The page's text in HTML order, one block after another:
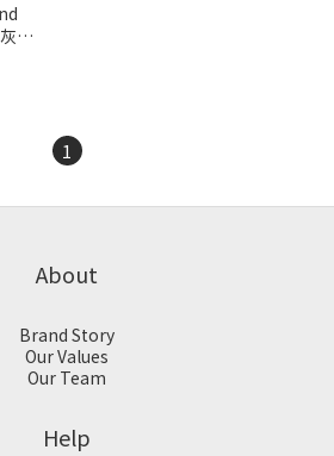
色
1
About
Brand Story
Our Values
Our Team
Help